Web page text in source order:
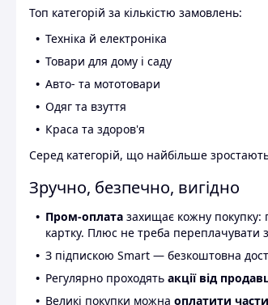
Топ категорій за кількістю замовлень:
Техніка й електроніка
Товари для дому і саду
Авто- та мототовари
Одяг та взуття
Краса та здоров'я
Серед категорій, що найбільше
Зручно, безпечно, вигідно
Пром-оплата захищає кожну покупку:
картку. Плюс не треба переплачувати
З підпискою Smart — безкоштовна
Регулярно проходять акції від
Великі покупки можна оплатити